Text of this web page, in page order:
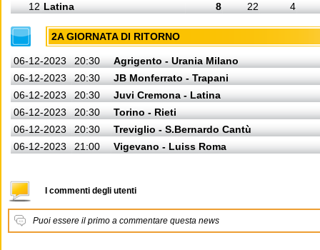
12 Latina 8 22 4
2A GIORNATA DI RITORNO
06-12-2023 20:30
Agrigento - Urania Milano
06-12-2023
20:30
JB Monferrato - Trapani
06-12-2023
20:30
Juvi Cremona - Latina
06-12-2023
20:30
Torino - Rieti
06-12-2023
20:30
Treviglio - S.Bernardo Cantù
06-12-2023
21:00 Vigevano - Luiss Roma
I commenti degli utenti
Puoi essere il primo a commentare questa news